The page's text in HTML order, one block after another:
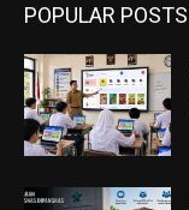
POPULAR POSTS